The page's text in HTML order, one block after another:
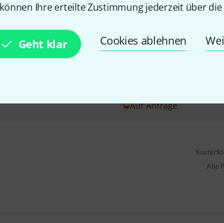
Ihre erteilte Zustimmung jederzeit über die
Geht klar Cookies ablehnen
Blackmagic Design
parallel
1G-Ethernet-
Auf Anfrage
Alle